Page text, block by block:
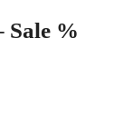
Sale %